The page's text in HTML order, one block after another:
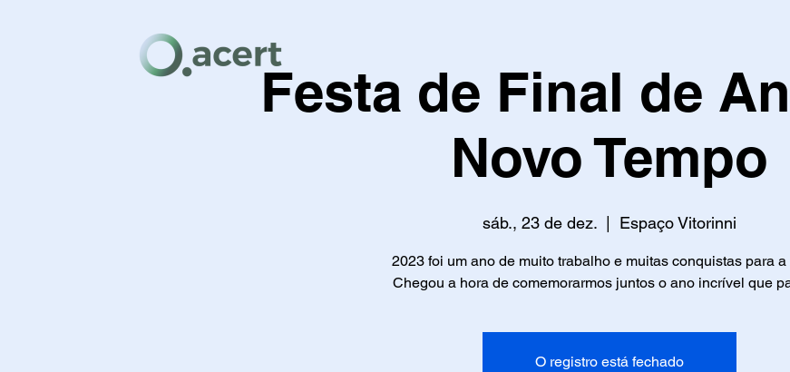
Festa de Final de
Novo Tempo
sáb., 23 de dez. Espaço Vitorinni
2023 foi um ano de muito trabalho e muitas conquistas para a
Chegou a hora de comemorarmos juntos o ano incrível que
O registro está fechado